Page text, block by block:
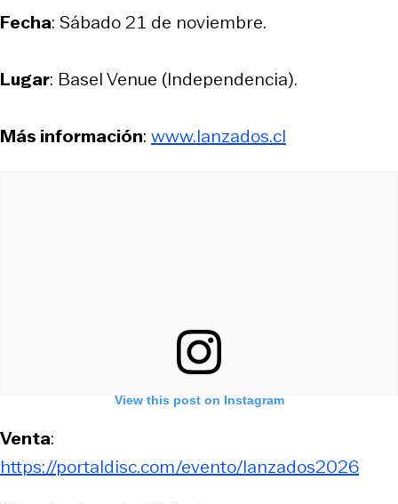
View this post on Instagram
Fecha: Sábado 21 de noviembre.
Lugar: Basel Venue (Independencia).
Más información: www.lanzados.cl
Venta:
https://portaldisc.com/evento/lanzados2026